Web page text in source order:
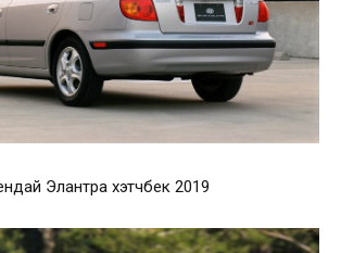
Элантра хэтчбек 2019